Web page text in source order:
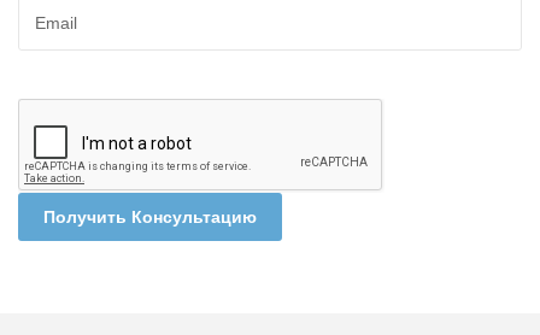
Получить Консультацию